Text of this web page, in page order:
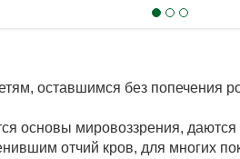
оставшимся без попечения
основы мировоззрения,
отчий кров, для многих